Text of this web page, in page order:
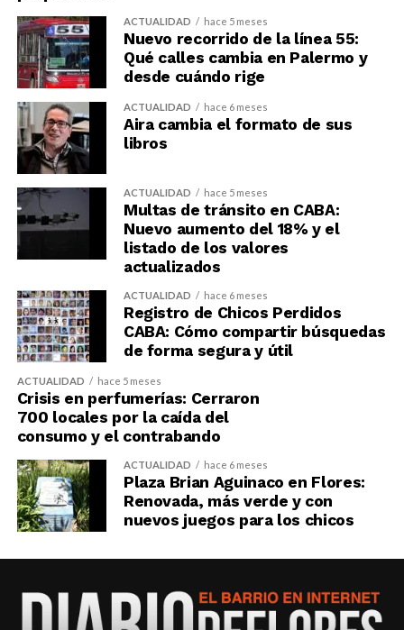
ACTUALIDAD hace 5 meses
Nuevo recorrido de la línea 55:
Qué calles cambia en Palermo y
desde cuándo rige
ACTUALIDAD hace 6 meses
Aira cambia el formato de sus
libros
ACTUALIDAD hace 5 meses
Multas de tránsito en CABA:
Nuevo aumento del 18% y el
listado de los valores
actualizados
ACTUALIDAD hace 6 meses
Registro de Chicos Perdidos
CABA: Cómo compartir búsquedas
de forma segura y útil
ACTUALIDAD hace 5 meses
Crisis en perfumerías: Cerraron
700 locales por la caída del
consumo y el contrabando
ACTUALIDAD hace 6 meses
Plaza Brian Aguinaco en Flores:
Renovada, más verde y con
nuevos juegos para los chicos